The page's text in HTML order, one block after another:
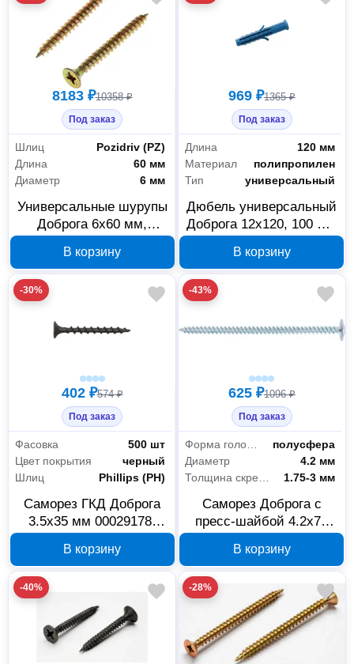
8183 ₽10358 ₽
Под заказ
Шлиц
Pozidriv (PZ)
Длина
60 мм
Диаметр
6 мм
Универсальные шурупы
Доброга 6x60 мм,
В корзину
969 ₽1365 ₽
Под заказ
Длина
120 мм
Материал
полипропилен
Тип
универсальный
Дюбель универсальный
Доброга 12х120, 100 шт,
В корзину
-30%
402 ₽574 ₽
Под заказ
Фасовка
500 шт
Цвет покрытия
черный
Шлиц
Phillips (PH)
Саморез ГКД Доброга
3.5x35 мм 00029178,
В корзину
-43%
625 ₽1096 ₽
Под заказ
Форма головки
полусфера
Диаметр
4.2 мм
1.75-3 мм
Саморез Доброга с
пресс-шайбой 4.2x76
цинк, 200 шт.
В корзину
-40% -28%